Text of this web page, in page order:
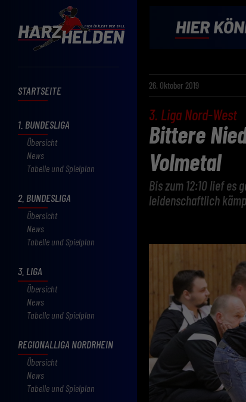
STARTSEITE
1. BUNDESLIGA
Übersicht
News
Tabelle und Spielplan
2. BUNDESLIGA
Übersicht
News
Tabelle und Spielplan
3. LIGA
Übersicht
News
Tabelle und Spielplan
REGIONALLIGA NORDRHEIN
Übersicht
News
Tabelle und Spielplan
26. Oktober 2019
3. Liga Nord-West
Bittere
Volmetal
Bis zum 12:10 lief es
leidenschaftlich